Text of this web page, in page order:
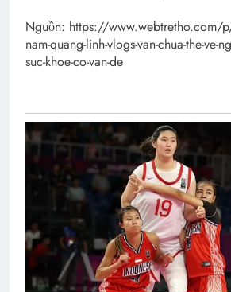
Nguồn: https://www.webtretho.com/
nam-quang-linh-vlogs-van-chua-the-ve-
suc-khoe-co-van-de